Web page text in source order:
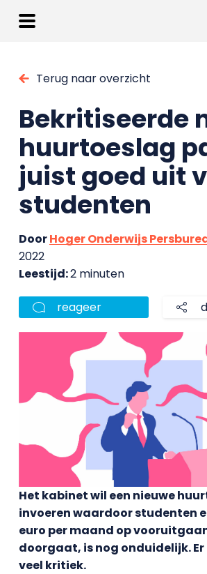
Terug naar overzicht
Bekritiseerde
huurtoeslag
juist goed uit
studenten
DoorHoger Onderwijs
2022
Leestijd:2 minuten
reageer
Het kabinet wil een nieuwe
invoeren waardoor studenten
euro per maand op
doorgaat, is nog onduidelijk.
veel kritiek.